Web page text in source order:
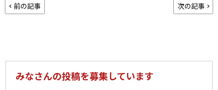
前の記事 次の記事
みなさんの投稿を募集しています